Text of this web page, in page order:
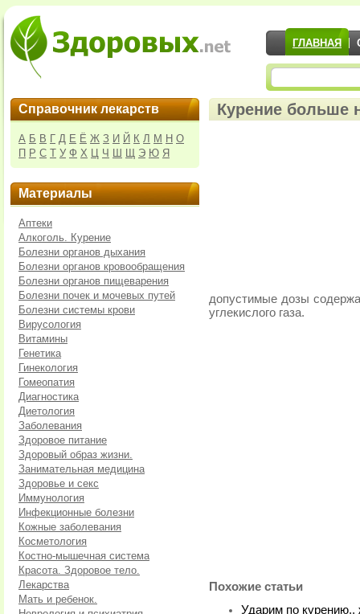
ГЛАВНАЯ
Справочник лекарств
А Б В Г Д Е Ё Ж З И Й К Л М Н О
П Р С Т У Ф Х Ц Ч Ш Щ Э Ю Я
Материалы
Аптеки
Алкоголь. Курение
Болезни органов дыхания
Болезни органов кровообращения
Болезни органов пищеварения
Болезни почек и мочевых путей
Болезни системы крови
Вирусология
Витамины
Генетика
Гинекология
Гомеопатия
Диагностика
Диетология
Заболевания
Здоровое питание
Здоровый образ жизни.
Занимательная медицина
Здоровье и секс
Иммунология
Инфекционные болезни
Кожные заболевания
Косметология
Костно-мышечная система
Красота. Здоровое тело.
Лекарства
Мать и ребенок.
Курение больше
допустимые дозы
углекислого газа.
Похожие статьи
Ударим по